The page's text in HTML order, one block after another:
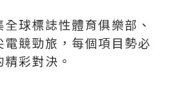
全球標誌性體育俱樂部、
競勁旅，每個項目勢必
彩對決。